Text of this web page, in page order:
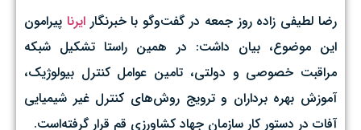
رضا لطیفی زاده روز جمعه در گفت‌وگو با خبرنگارایرنا پیرامون
این موضوع، بیان داشت: در همین راستا تشکیل شبکه
مراقبت خصوصی و دولتی، تامین عوامل کنترل بیولوژیک،
آموزش بهره برداران و ترویج روش‌های کنترل غیر شیمیایی
آفات در دستور کار سازمان جهاد کشاورزی قم قرار گرفته‌است.